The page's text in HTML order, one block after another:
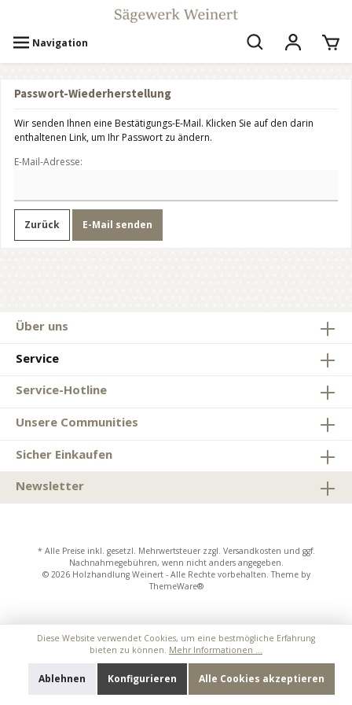
Navigation
Passwort-Wiederherstellung
Wir senden Ihnen eine Bestätigungs-E-Mail. Klicken Sie auf den darin
enthaltenen Link, um Ihr Passwort zu ändern.
E-Mail-Adresse:
Zurück E-Mail senden
Über uns
Service
Service-Hotline
Unsere Communities
Sicher Einkaufen
Newsletter
* Alle Preise inkl. gesetzl. Mehrwertsteuer zzgl. Versandkosten und ggf.
Nachnahmegebühren, wenn nicht anders angegeben.
© 2026 Holzhandlung Weinert - Alle Rechte vorbehalten. Theme by
ThemeWare®
Diese Website verwendet Cookies, um eine bestmögliche Erfahrung
bieten zu können. Mehr Informationen ...
Ablehnen Konfigurieren Alle Cookies akzeptieren